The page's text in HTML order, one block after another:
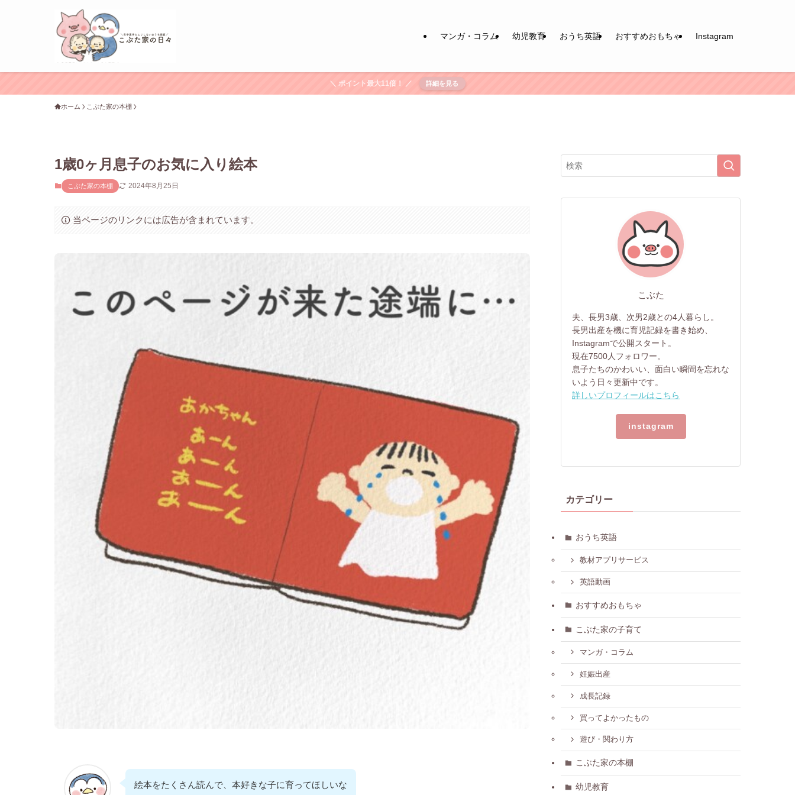
マンガ・コラム 幼児教育 おうち英語 おすすめおもちゃ Instagram
＼ ポイント最大11倍！ ／ 詳細を見る
ホーム こぶた家の本棚
1歳0ヶ月息子のお気に入り絵本
こぶた家の本棚 2024年8月25日
当ページのリンクには広告が含まれています。
絵本をたくさん読んで、本好きな子に育ってほしいな
こぶた
夫、長男3歳、次男2歳との4人暮らし。
長男出産を機に育児記録を書き始め、
Instagramで公開スタート。
現在7500人フォロワー。
息子たちのかわいい、面白い瞬間を忘れな
いよう日々更新中です。
詳しいプロフィールはこちら
instagram
カテゴリー
おうち英語
教材アプリサービス
英語動画
おすすめおもちゃ
こぶた家の子育て
マンガ・コラム
妊娠出産
成長記録
買ってよかったもの
遊び・関わり方
こぶた家の本棚
幼児教育